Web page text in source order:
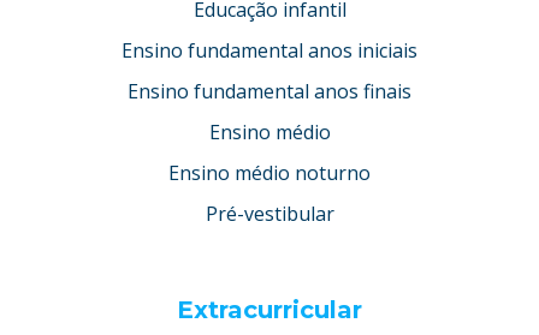
Educação infantil
Ensino fundamental anos iniciais
Ensino fundamental anos finais
Ensino médio
Ensino médio noturno
Pré-vestibular
Extracurricular